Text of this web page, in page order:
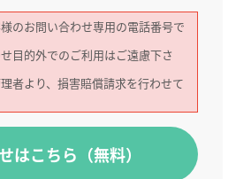
のお問い合わせ専用の電話番号で
目的外でのご利用はご遠慮下さ
者より、損害賠償請求を行わせて
はこちら（無料）